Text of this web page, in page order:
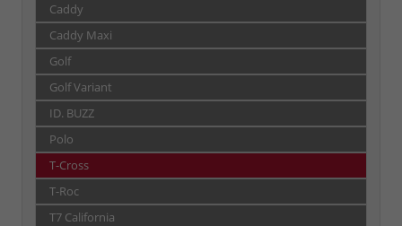
Caddy
Caddy Maxi
Golf
Golf Variant
ID. BUZZ
Polo
T-Cross
T-Roc
T7 California